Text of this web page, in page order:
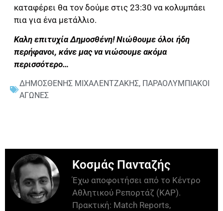
καταφέρει θα τον δούμε στις 23:30 να κολυμπάει
πια για ένα μετάλλιο.
Καλη επιτυχία Δημοσθένη! Νιώθουμε όλοι ήδη
περήφανοι, κάνε μας να νιώσουμε ακόμα
περισσότερο…
ΔΗΜΟΣΘΕΝΗΣ ΜΙΧΑΛΕΝΤΖΑΚΗΣ, ΠΑΡΑΟΛΥΜΠΙΑΚΟΙ
ΑΓΩΝΕΣ
Κοσμάς Πανταζής
Έχω αποφοιτήσει από το Κέντρο
Αθλητικού Ρεπορτάζ (ΚΑΡ).
Πρακτική: Match Reports,